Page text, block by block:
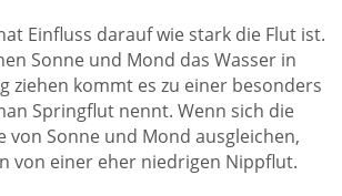
Einfluss darauf wie stark die Flut ist.
Sonne und Mond das Wasser in
ziehen kommt es zu einer besonders
Springflut nennt. Wenn sich die
von Sonne und Mond ausgleichen,
von einer eher niedrigen Nippflut.